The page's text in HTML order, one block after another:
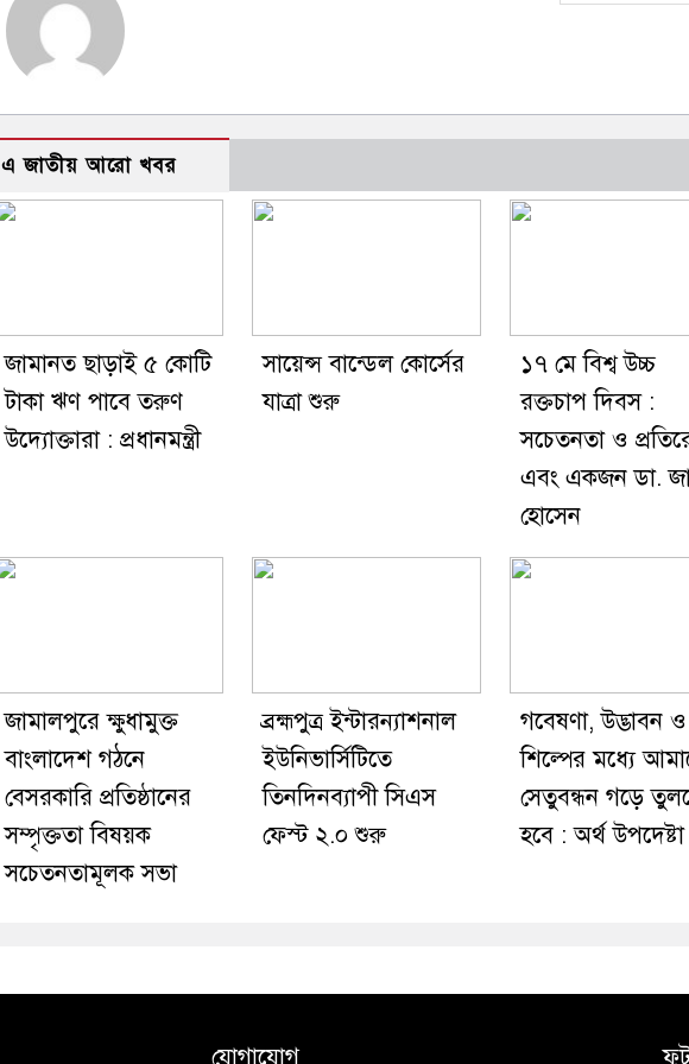
এ জাতীয় আরো খবর
জামানত ছাড়াই ৫ কোটি
টাকা ঋণ পাবে তরুণ
উদ্যোক্তারা : প্রধানমন্ত্রী
সায়েন্স বান্ডেল কোর্সের
যাত্রা শুরু
১৭ মে বিশ্ব উচ্চ
রক্তচাপ দিবস :
সচেতনতা ও
এবং একজন ডা.
হোসেন
জামালপুরে ক্ষুধামুক্ত
বাংলাদেশ গঠনে
বেসরকারি প্রতিষ্ঠানের
সম্পৃক্ততা বিষয়ক
সচেতনতামূলক সভা
ব্রহ্মপুত্র ইন্টারন্যাশনাল
ইউনিভার্সিটিতে
তিনদিনব্যাপী সিএস
ফেস্ট ২.০ শুরু
গবেষণা, উদ্ভাবন ও
শিল্পের মধ্যে
সেতুবন্ধন গড়ে
হবে : অর্থ উপদেষ্টা
যোগাযোগ